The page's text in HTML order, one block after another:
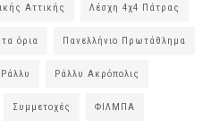
Αττικής Λέσχη 4χ4 Πάτρας
όρια Πανελλήνιο Πρωτάθλημα
Ράλλυ Ράλλυ Ακρόπολις
Συμμετοχές ΦΙΛΜΠΑ